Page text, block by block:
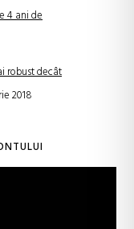
4 ani de
robust decât
2018